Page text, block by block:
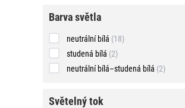
barva
barva světla
neutrální bílá (18)
studená bílá (2)
neutrální bílá–studená bílá (2)
světelný
světelný tok